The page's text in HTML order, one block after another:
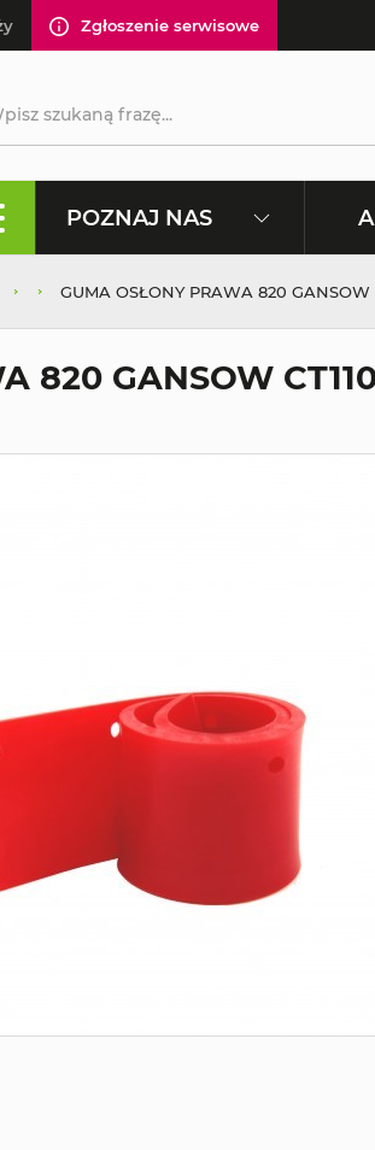
Zgłoszenie serwisowe
POZNAJ NAS
GUMA OSŁONY PRAWA 820 GANSOW
820 GANSOW